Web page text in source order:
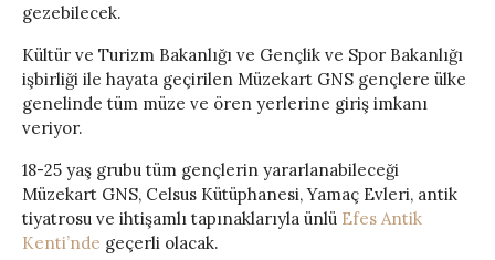
gezebilecek.
Kültür ve Turizm Bakanlığı ve Gençlik ve Spor Bakanlığı
işbirliği ile hayata geçirilen Müzekart GNS gençlere ülke
genelinde tüm müze ve ören yerlerine giriş imkanı
veriyor.
18-25 yaş grubu tüm gençlerin yararlanabileceği
Müzekart GNS, Celsus Kütüphanesi, Yamaç Evleri, antik
tiyatrosu ve ihtişamlı tapınaklarıyla ünlü Efes Antik
Kenti’nde geçerli olacak.